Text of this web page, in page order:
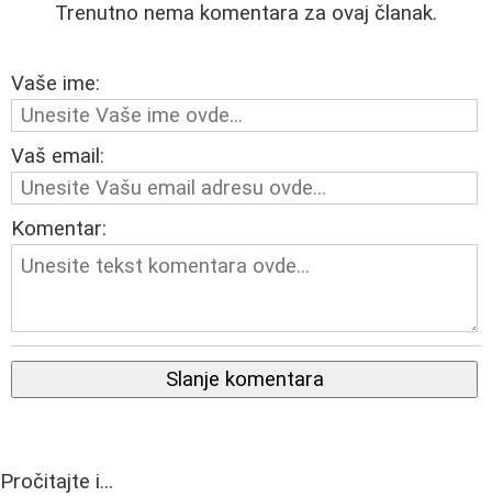
Trenutno nema komentara za ovaj članak.
Vaše ime:
Vaš email:
Komentar:
Slanje komentara
Pročitajte i...